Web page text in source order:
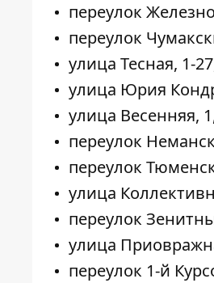
переулок
переулок
улица Тесная, 1-
улица Юрия
улица Весенняя,
переулок
переулок
улица
переулок
улица
переулок 1-й